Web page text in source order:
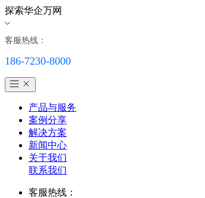
探索华企万网
客服热线：
186-7230-8000
产品与服务
案例分享
解决方案
新闻中心
关于我们
联系我们
客服热线：